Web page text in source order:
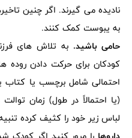
نادیده می گیرند. اگر چنین
به یبوست کمک کنند.
حامی باشید. به تلاش های
کودکان برای حرکت دادن روده
احتمالی شامل برچسب یا
(یا احتمالاً در طول) زمان
لباس زیر خود را کثیف کرده